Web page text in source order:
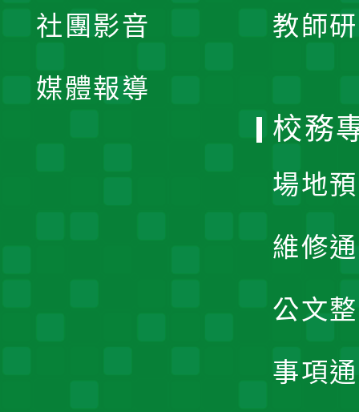
教師
社團影音
媒體報導
校務
場地
維修
公文
事項